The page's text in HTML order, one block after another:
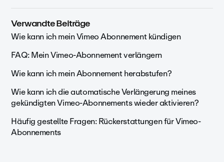
Verwandte Beiträge
Wie kann ich mein Vimeo Abonnement kündigen
FAQ: Mein Vimeo-Abonnement verlängern
Wie kann ich mein Abonnement herabstufen?
Wie kann ich die automatische Verlängerung meines
gekündigten Vimeo-Abonnements wieder aktivieren?
Häufig gestellte Fragen: Rückerstattungen für Vimeo-
Abonnements